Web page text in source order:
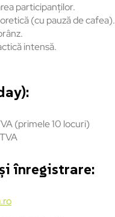
participanților.
(cu pauză de cafea).
intensă.
(primele 10 locuri)
înregistrare: